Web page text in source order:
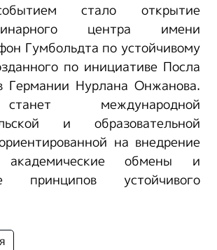
стало открытие
центра имени
Гумбольдта по устойчивому
по инициативе Посла
Германии Нурлана Онжанова.
международной
и образовательной
на внедрение
академические обмены и
принципов устойчивого